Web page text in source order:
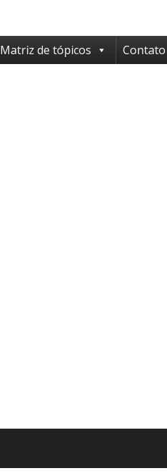
Matriz de tópicos Contato